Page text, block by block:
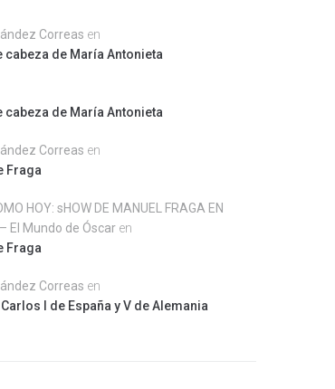
Correas en
cabeza de María Antonieta
cabeza de María Antonieta
Correas en
Fraga
HOY: sHOW DE MANUEL FRAGA EN
El Mundo de Óscar en
Fraga
Correas en
I de España y V de Alemania